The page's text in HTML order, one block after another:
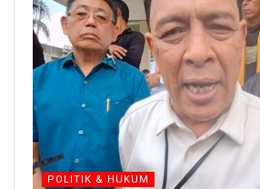
POLITIK & HUKUM